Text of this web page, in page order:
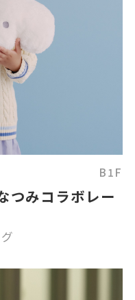
B1F
つみコラボレー